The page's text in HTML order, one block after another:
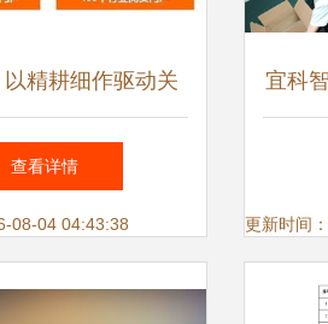
精耕细作驱动关
词价值增长
查看详情
08-04 04:43:38
宜科
动
更新时间